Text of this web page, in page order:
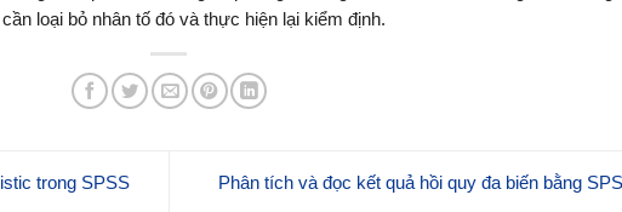
loại bỏ nhân tố đó và thực hiện lại kiểm định.
trong SPSS Phân tích và đọc kết quả hồi quy đa biến bằng